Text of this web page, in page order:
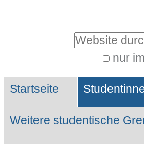
Website durchsuchen
nur
Suche…
Sektionen
Startseite
Weitere studentische